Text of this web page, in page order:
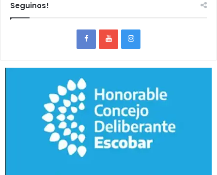
Seguinos!